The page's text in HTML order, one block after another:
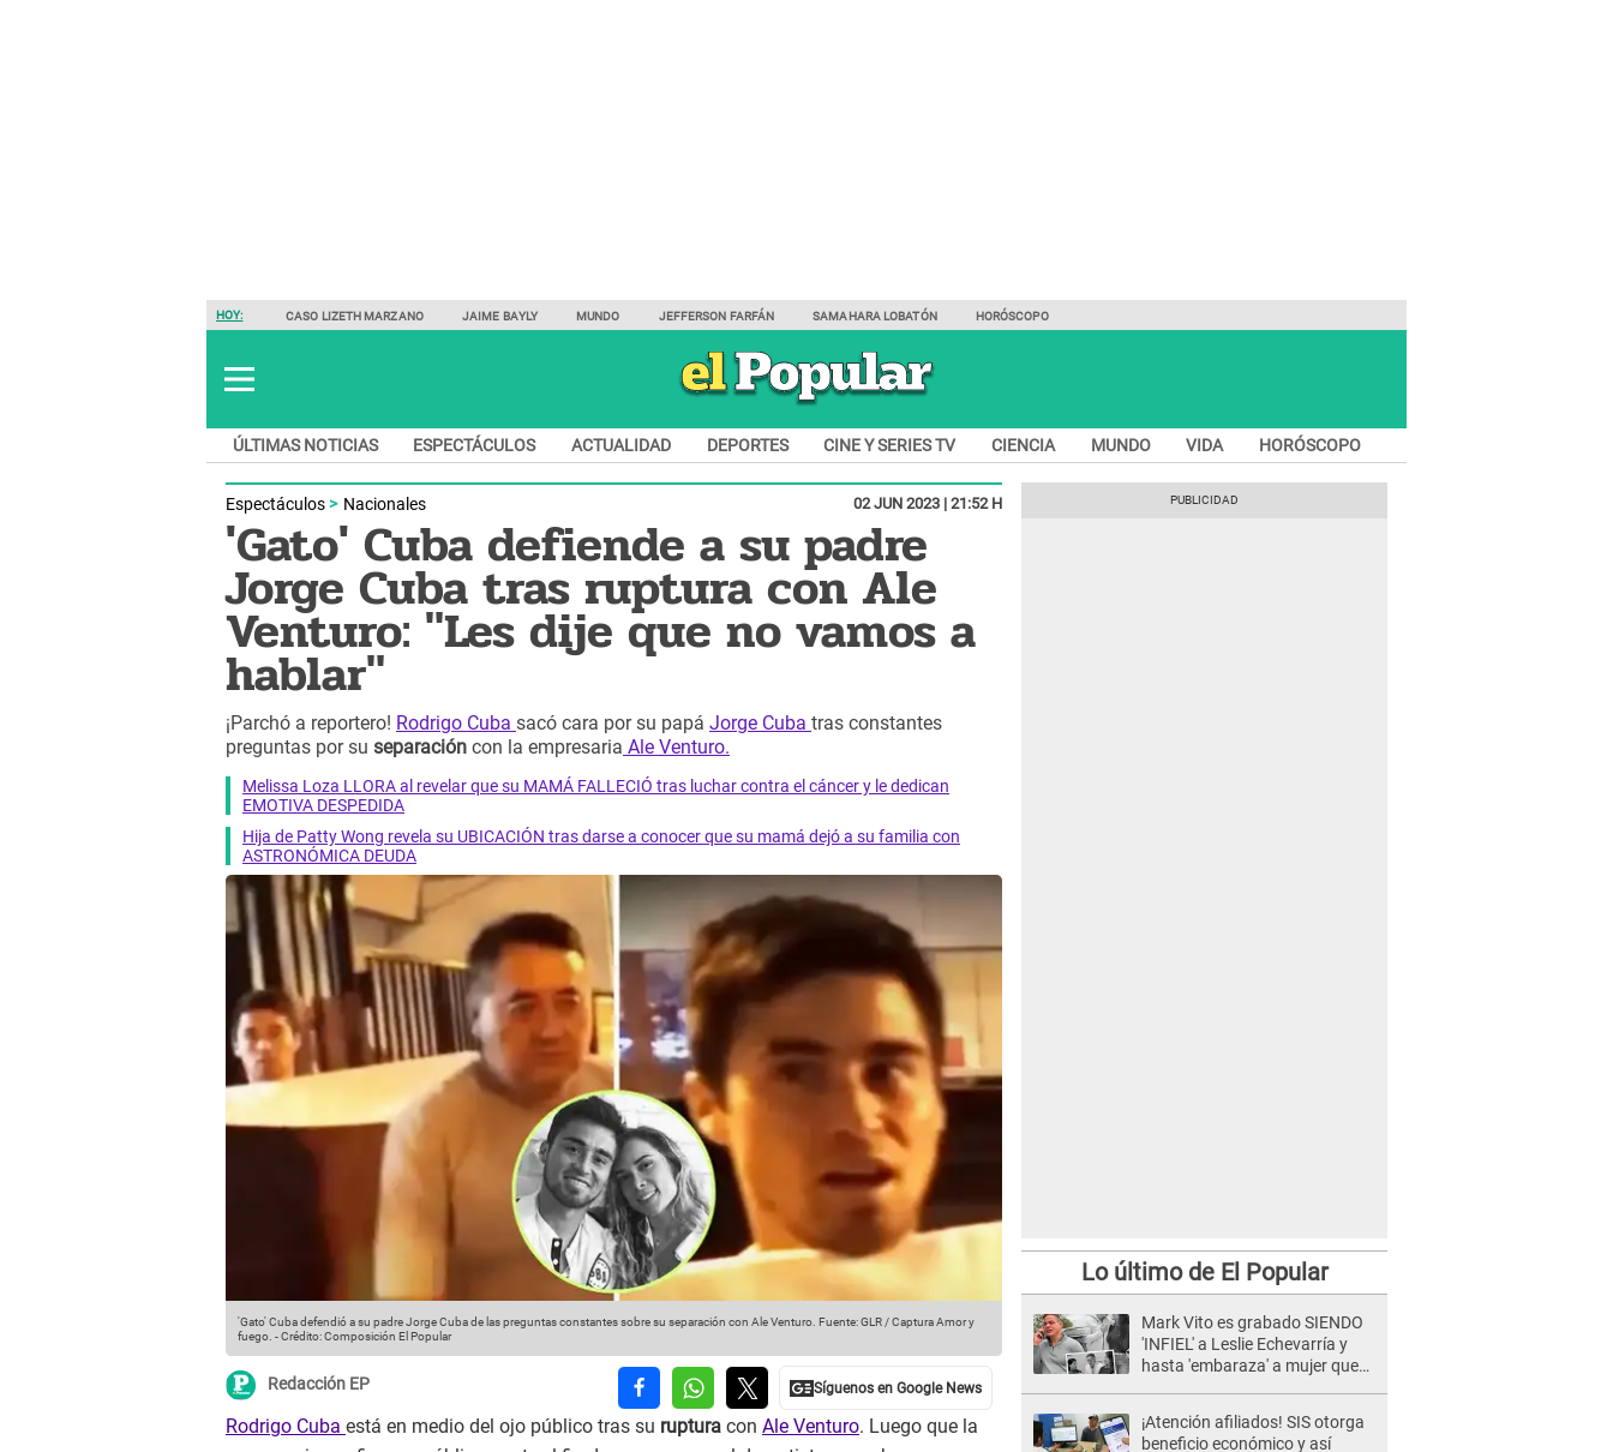
HOY: CASO LIZETH MARZANO JAIME BAYLY MUNDO JEFFERSON FARFÁN SAMAHARA LOBATÓN HORÓSCOPO
ÚLTIMAS NOTICIAS ESPECTÁCULOS ACTUALIDAD DEPORTES CINE Y SERIES TV CIENCIA MUNDO VIDA HORÓSCOPO
Espectáculos Nacionales 02 JUN 2023 | 21:52 H
'Gato' Cuba defiende a su padre
Jorge Cuba tras ruptura con Ale
Venturo: "Les dije que no vamos a
hablar"
¡Parchó a reportero! Rodrigo Cuba sacó cara por su papá Jorge Cuba tras constantes
preguntas por su separación con la empresaria Ale Venturo.
Melissa Loza LLORA al revelar que su MAMÁ FALLECIÓ tras luchar contra el cáncer y le dedican
EMOTIVA DESPEDIDA
Hija de Patty Wong revela su UBICACIÓN tras darse a conocer que su mamá dejó a su familia con
ASTRONÓMICA DEUDA
'Gato' Cuba defendió a su padre Jorge Cuba de las preguntas constantes sobre su separación con Ale Venturo. Fuente: GLR / Captura Amor y
fuego. -Crédito: Composición El Popular
Redacción EP
Rodrigo Cuba está en medio del ojo público tras su ruptura con Ale Venturo. Luego que la
Lo último de El Popular
Mark Vito es grabado SIENDO
'INFIEL' a Leslie Echevarría y
hasta 'embaraza' a mujer que
¡Atención afiliados! SIS otorga
beneficio económico y así